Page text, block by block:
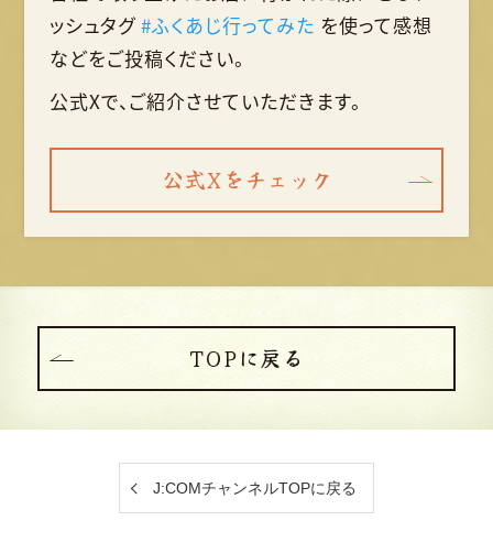
ッシュタグ #ふくあじ行ってみた を使って感想
などをご投稿ください。
公式Xで、ご紹介させていただきます。
公式Xをチェック
TOPに戻る
J:COMチャンネルTOPに戻る